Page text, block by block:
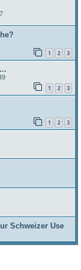
1 2 3
1 2 3
1 2 3
Schweizer Use